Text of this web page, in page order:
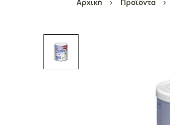
Αρχική Προϊόντα